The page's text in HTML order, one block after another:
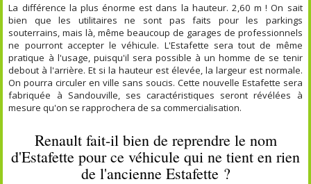
La différence la plus énorme est dans la hauteur. 2,60 m ! On sait
bien que les utilitaires ne sont pas faits pour les parkings
souterrains, mais là, même beaucoup de garages de professionnels
ne pourront accepter le véhicule. L'Estafette sera tout de même
pratique à l'usage, puisqu'il sera possible à un homme de se tenir
debout à l'arrière. Et si la hauteur est élevée, la largeur est normale.
On pourra circuler en ville sans soucis. Cette nouvelle Estafette sera
fabriquée à Sandouville, ses caractéristiques seront révélées à
mesure qu'on se rapprochera de sa commercialisation.
Renault fait-il bien de reprendre le nom
d'Estafette pour ce véhicule qui ne tient en rien
de l'ancienne Estafette ?